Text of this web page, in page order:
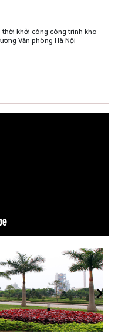
thời khởi công công trình kho
Văn phòng Hà Nội